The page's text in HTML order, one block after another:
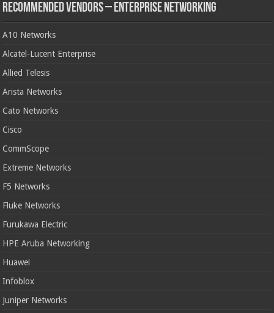
Recommended Vendors – Enterprise Networking
A10 Networks
Alcatel-Lucent Enterprise
Allied Telesis
Arista Networks
Cato Networks
Cisco
CommScope
Extreme Networks
F5 Networks
Fluke Networks
Furukawa Electric
HPE Aruba Networking
Huawei
Infoblox
Juniper Networks